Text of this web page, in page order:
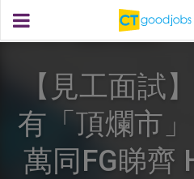
【見工面試
有「頂爛市
萬同FG睇齊